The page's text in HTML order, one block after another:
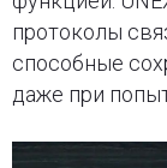
протоколы
способные
даже при